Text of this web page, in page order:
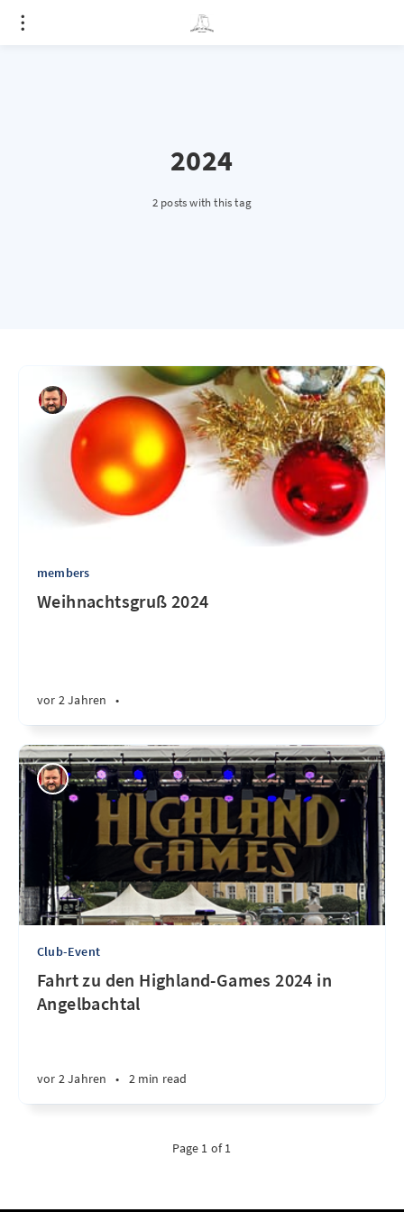
2024
2 posts with this tag
members
Weihnachtsgruß 2024
vor 2 Jahren •
Club-Event
Fahrt zu den Highland-Games 2024 in
Angelbachtal
vor 2 Jahren • 2 min read
Page 1 of 1